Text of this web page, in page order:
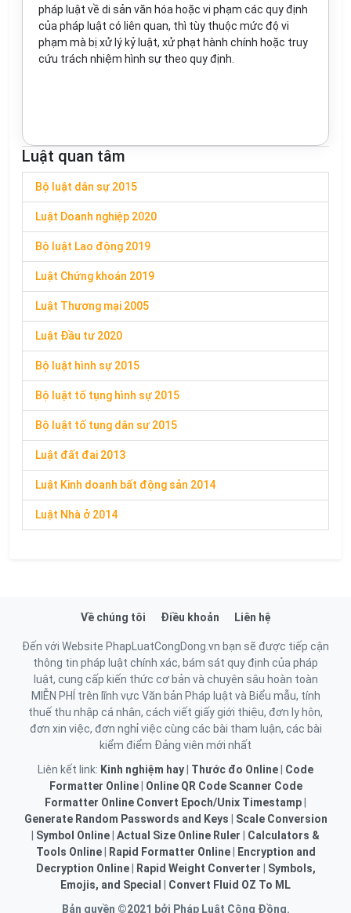
pháp luật về di sản văn hóa hoặc vi phạm các quy định
của pháp luật có liên quan, thì tùy thuộc mức độ vi
phạm mà bị xử lý kỷ luật, xử phạt hành chính hoặc truy
cứu trách nhiệm hình sự theo quy định.
Luật quan tâm
Bộ luật dân sự 2015
Luật Doanh nghiệp 2020
Bộ luật Lao động 2019
Luật Chứng khoán 2019
Luật Thương mại 2005
Luật Đầu tư 2020
Bộ luật hình sự 2015
Bộ luật tố tụng hình sự 2015
Bộ luật tố tụng dân sự 2015
Luật đất đai 2013
Luật Kinh doanh bất động sản 2014
Luật Nhà ở 2014
Về chúng tôi Điều khoản Liên hệ
Đến với Website PhapLuatCongDong.vn bạn sẽ được tiếp cận
thông tin pháp luật chính xác, bám sát quy định của pháp
luật, cung cấp kiến thức cơ bản và chuyên sâu hoàn toàn
MIỄN PHÍ trên lĩnh vực Văn bản Pháp luật và Biểu mẫu, tính
thuế thu nhập cá nhân, cách viết giấy giới thiệu, đơn ly hôn,
đơn xin việc, đơn nghỉ việc cùng các bài tham luận, các bài
kiểm điểm Đảng viên mới nhất
Liên kết link: Kinh nghiệm hay Thước đo Online
Code
Formatter Online| Online QR Code Scanner Code
Formatter Online Convert Epoch/Unix Timestamp
Generate Random Passwords and Keys
Scale Conversion
Symbol Online Actual Size Online Ruler
Calculators &
Tools Online| Rapid Formatter Online|
Encryption and
Decryption Online| Rapid Weight Converter
Symbols,
Emojis, and Special
Convert Fluid OZ To ML
Bản quyền ©2021 bởi Pháp Luật Cộng Đồng.